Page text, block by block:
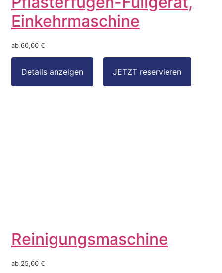
Einkehrmaschine
ab 60,00 €
Reinigungsmaschine
ab 25,00 €